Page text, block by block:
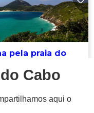
Cabo
aqui o